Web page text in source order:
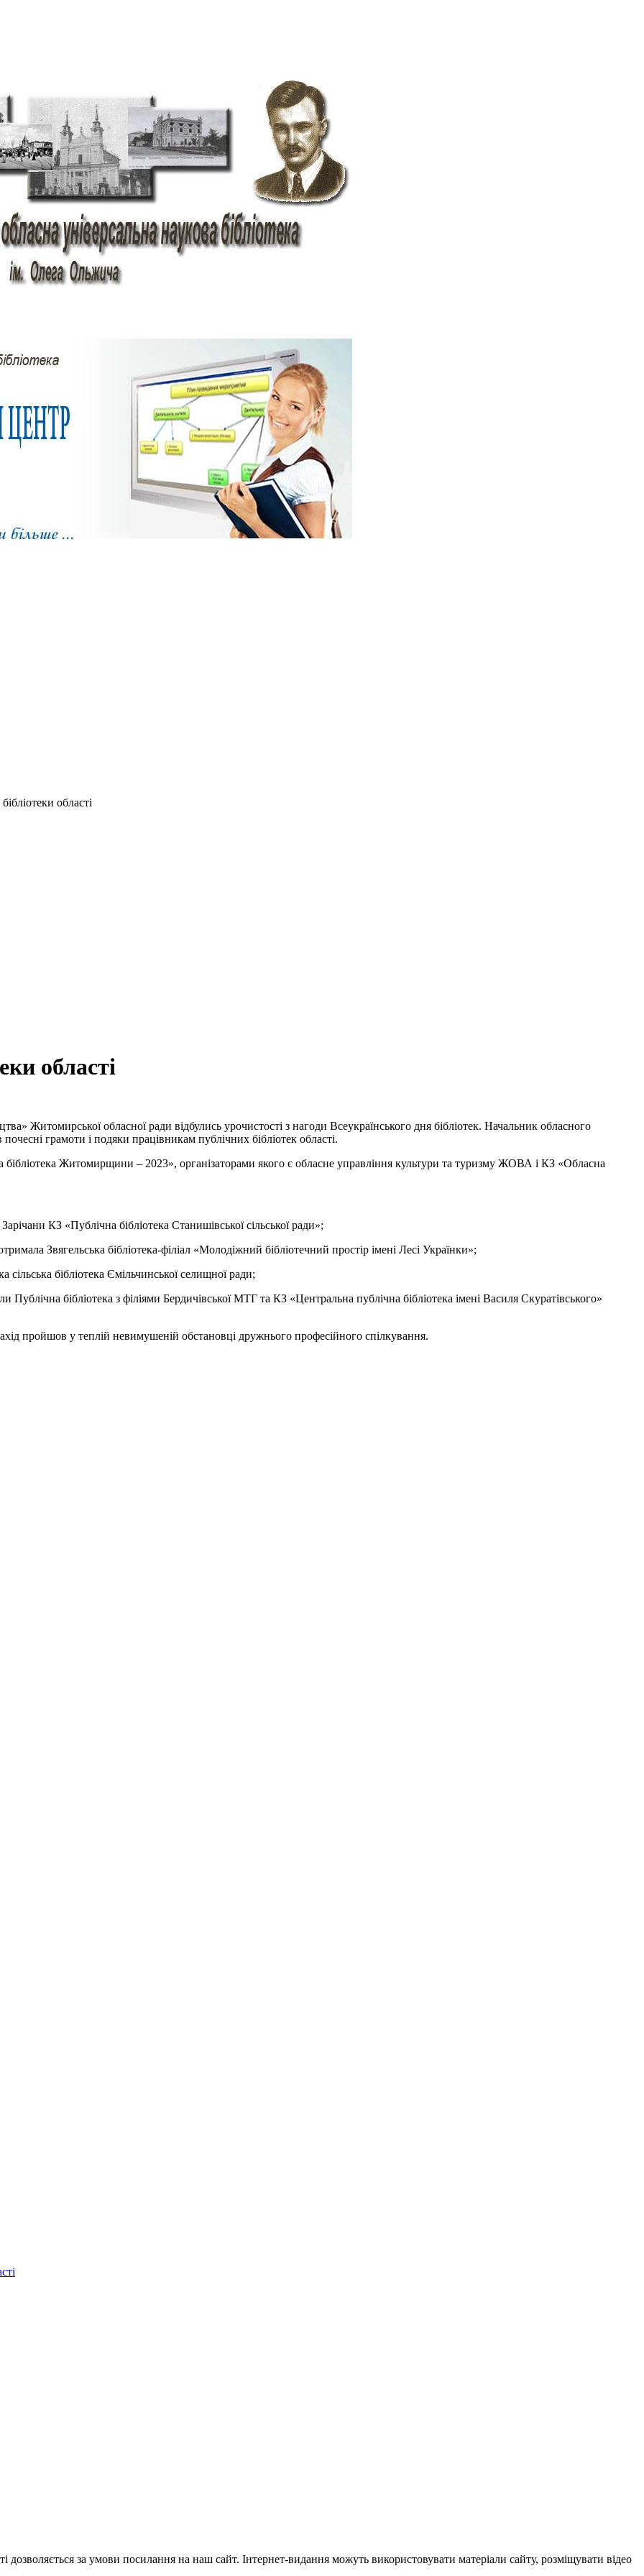
області
області
Житомирської обласної ради відбулись урочистості з нагоди Всеукраїнського дня бібліотек. Начальник обласного
грамоти і подяки працівникам публічних бібліотек області.
Житомирщини – 2023», організаторами якого є обласне управління культури та туризму ЖОВА і КЗ «Обласна
КЗ «Публічна бібліотека Станишівської сільської ради»;
Звягельська бібліотека-філіал «Молодіжний бібліотечний простір імені Лесі Українки»;
бібліотека Ємільчинської селищної ради;
бібліотека з філіями Бердичівської МТГ та КЗ «Центральна публічна бібліотека імені Василя Скуратівського»
пройшов у теплій невимушеній обстановці дружнього професійного спілкування.
дозволяється за умови посилання на наш сайт. Інтернет-видання можуть використовувати матеріали сайту, розміщувати відео